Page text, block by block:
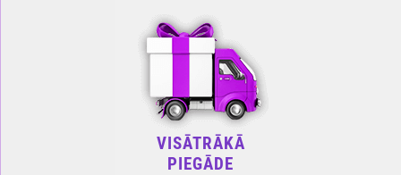
VISĀTRĀKĀ
PIEGĀDE